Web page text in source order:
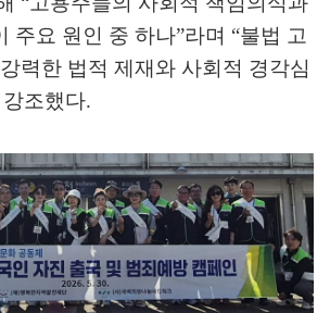
주요 원인 중 하나”라며 “불법 고
력한 법적 제재와 사회적 경각심
강조했다.